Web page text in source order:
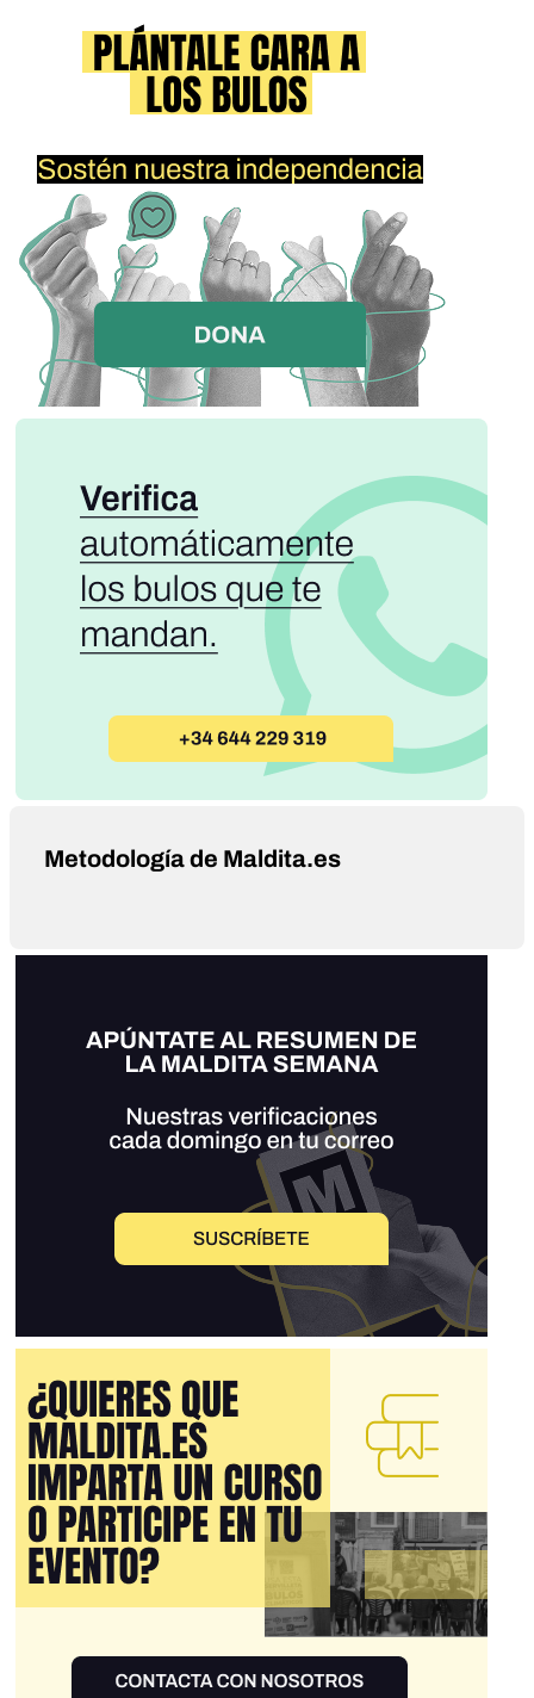
Metodología de Maldita.es